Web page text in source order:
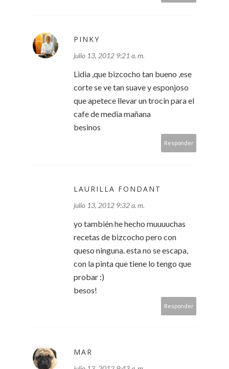
PINKY
julio 13, 2012 9:21 a. m.
Lidia ,que bizcocho tan bueno ,ese
corte se ve tan suave y esponjoso
que apetece llevar un trocin para el
cafe de media mañana
besinos
Responder
LAURILLA FONDANT
julio 13, 2012 9:32 a. m.
yo también he hecho muuuuchas
recetas de bizcocho pero con
queso ninguna. esta no se escapa,
con la pinta que tiene lo tengo que
probar :)
besos!
Responder
MAR